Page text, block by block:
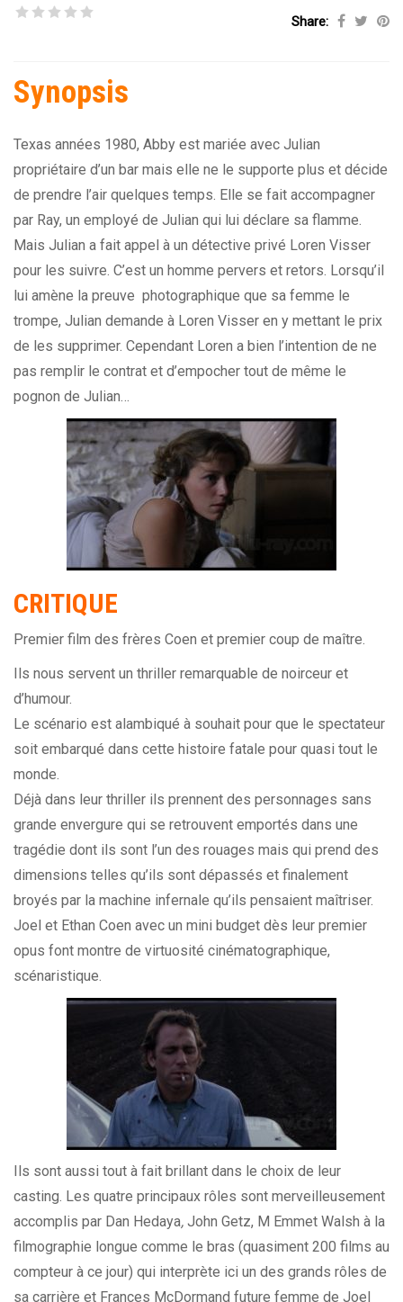
Share:
Synopsis
Texas années 1980, Abby est mariée avec Julian
propriétaire d’un bar mais elle ne le supporte plus et décide
de prendre l’air quelques temps. Elle se fait accompagner
par Ray, un employé de Julian qui lui déclare sa flamme.
Mais Julian a fait appel à un détective privé Loren Visser
pour les suivre. C’est un homme pervers et retors. Lorsqu’il
lui amène la preuve photographique que sa femme le
trompe, Julian demande à Loren Visser en y mettant le prix
de les supprimer. Cependant Loren a bien l’intention de ne
pas remplir le contrat et d’empocher tout de même le
pognon de Julian…
CRITIQUE
Premier film des frères Coen et premier coup de maître.
Ils nous servent un thriller remarquable de noirceur et
d’humour.
Le scénario est alambiqué à souhait pour que le spectateur
soit embarqué dans cette histoire fatale pour quasi tout le
monde.
Déjà dans leur thriller ils prennent des personnages sans
grande envergure qui se retrouvent emportés dans une
tragédie dont ils sont l’un des rouages mais qui prend des
dimensions telles qu’ils sont dépassés et finalement
broyés par la machine infernale qu’ils pensaient maîtriser.
Joel et Ethan Coen avec un mini budget dès leur premier
opus font montre de virtuosité cinématographique,
scénaristique.
Ils sont aussi tout à fait brillant dans le choix de leur
casting. Les quatre principaux rôles sont merveilleusement
accomplis par Dan Hedaya, John Getz, M Emmet Walsh à la
filmographie longue comme le bras (quasiment 200 films au
compteur à ce jour) qui interprète ici un des grands rôles de
sa carrière et Frances McDormand future femme de Joel